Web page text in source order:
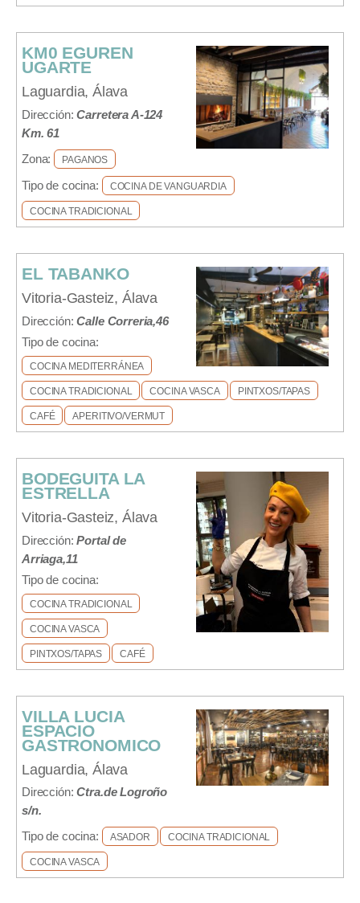
KM0 EGUREN
UGARTE
Laguardia, Álava
Dirección:Carretera A-124
Km. 61
Zona:
PAGANOS
Tipo de cocina: COCINA DE VANGUARDIA
COCINA TRADICIONAL
EL TABANKO
Vitoria-Gasteiz, Álava
Dirección:Calle Correria,46
Tipo de cocina:
COCINA MEDITERRÁNEA
COCINA TRADICIONAL COCINA VASCA PINTXOS/TAPAS
CAFÉ APERITIVO/VERMUT
BODEGUITA LA
ESTRELLA
Vitoria-Gasteiz, Álava
Dirección:Portal de
Arriaga,11
Tipo de cocina:
COCINA TRADICIONAL
COCINA VASCA
PINTXOS/TAPAS CAFÉ
VILLA LUCIA
ESPACIO
GASTRONOMICO
Laguardia, Álava
Dirección:Ctra.de Logroño
s/n.
Tipo de cocina:
ASADOR COCINA TRADICIONAL
COCINA VASCA